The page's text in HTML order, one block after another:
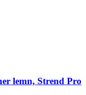
lemn, Strend Pro